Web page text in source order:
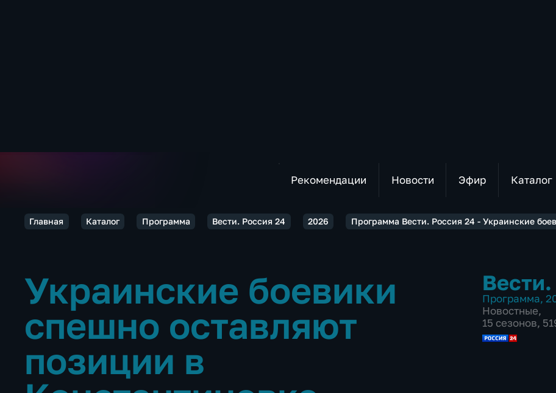
Рекомендации Новости Эфир Каталог
Главная Каталог Программа Вести. Россия 24 2026 Программа Вести. Россия 24 - Украинские
Украинские боевики
спешно оставляют
позиции в
Программа,
Новостные,
15 сезонов,